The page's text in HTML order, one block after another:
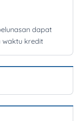
dapat
waktu kredit